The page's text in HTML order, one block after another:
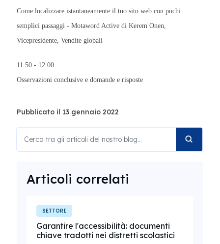
Come localizzare istantaneamente il tuo sito web con pochi
semplici passaggi - Motaword Active di Kerem Onen,
Vicepresidente, Vendite globali
11:50 - 12:00
Osservazioni conclusive e domande e risposte
Pubblicato il 13 gennaio 2022
Articoli correlati
SETTORI
Garantire l'accessibilità: documenti
chiave tradotti nei distretti scolastici